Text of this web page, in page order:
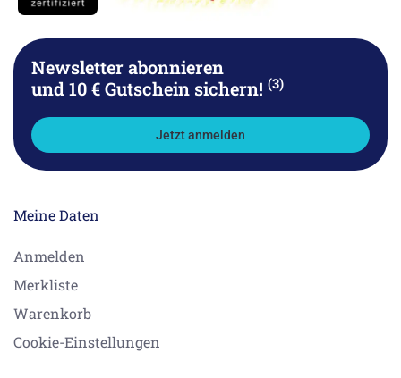
Newsletter abonnieren
und 10 € Gutschein sichern! (3)
Jetzt anmelden
Meine Daten
Anmelden
Merkliste
Warenkorb
Cookie-Einstellungen